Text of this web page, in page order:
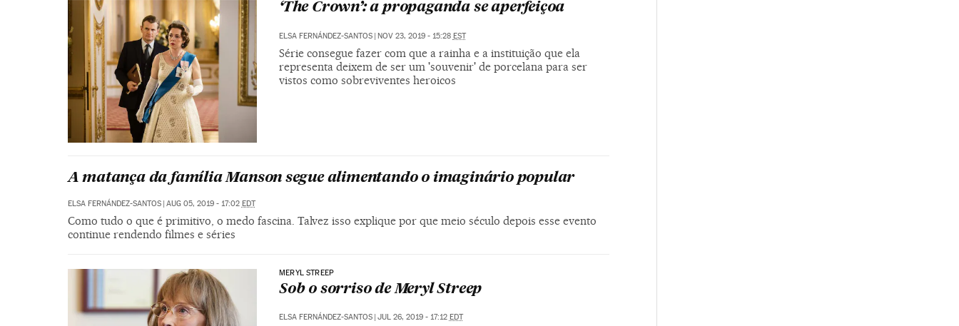
‘The Crown’: a propaganda se aperfeiçoa
ELSA FERNÁNDEZ-SANTOS NOV 23, 2019 - 15:28 EST
Série consegue fazer com que a rainha e a instituição que ela
representa deixem de ser um 'souvenir' de porcelana para ser
vistos como sobreviventes heroicos
A matança da família Manson segue alimentando o imaginário popular
ELSA FERNÁNDEZ-SANTOS | AUG 05, 2019 - 17:02 EDT
Como tudo o que é primitivo, o medo fascina. Talvez isso explique por que meio século depois esse evento
continue rendendo filmes e séries
MERYL STREEP
Sob o sorriso de Meryl Streep
ELSA FERNÁNDEZ-SANTOS | JUL 26, 2019 - 17:12 EDT